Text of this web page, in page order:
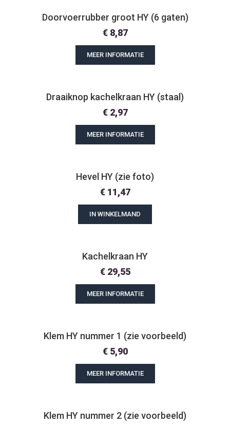
Doorvoerrubber groot HY (6 gaten)
€8,87
MEER INFORMATIE
Draaiknop kachelkraan HY (staal)
€2,97
MEER INFORMATIE
Hevel HY (zie foto)
€11,47
IN WINKELMAND
Kachelkraan HY
€29,55
MEER INFORMATIE
Klem HY nummer 1 (zie voorbeeld)
€5,90
MEER INFORMATIE
Klem HY nummer 2 (zie voorbeeld)